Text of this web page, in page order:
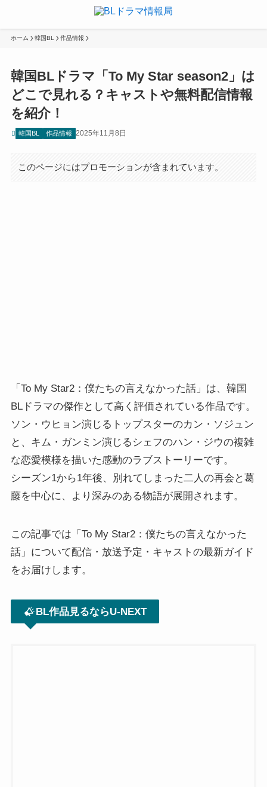
ホーム 韓国BL 作品情報
韓国BLドラマ「To My Star season2」は
どこで見れる？キャストや無料配信情報
を紹介！
韓国BL 作品情報 2025年11月8日
このページにはプロモーションが含まれています。
「To My Star2：僕たちの言えなかった話」は、韓国
BLドラマの傑作として高く評価されている作品です。
ソン・ウヒョン演じるトップスターのカン・ソジュン
と、キム・ガンミン演じるシェフのハン・ジウの複雑
な恋愛模様を描いた感動のラブストーリーです。
シーズン1から1年後、別れてしまった二人の再会と葛
藤を中心に、より深みのある物語が展開されます。
この記事では「To My Star2：僕たちの言えなかった
話」について配信・放送予定・キャストの最新ガイド
をお届けします。
BL作品見るならU-NEXT